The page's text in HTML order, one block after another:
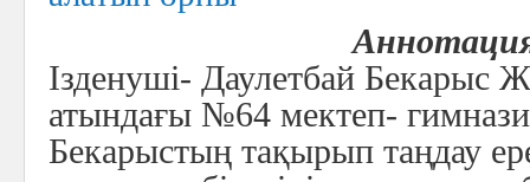
Ізденуші- Даулетбай Бекарыс
атындағы №64 мектеп-
Бекарыстың тақырып таңдау